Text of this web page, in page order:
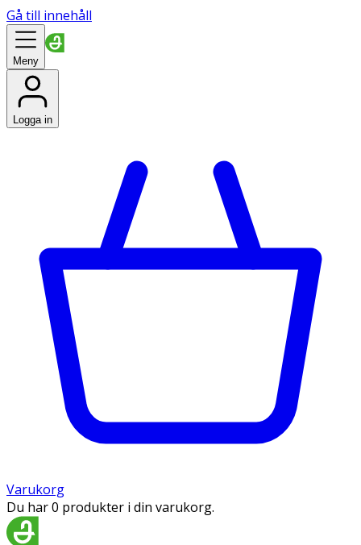
Gå till innehåll
Meny
Logga in
Varukorg
Du har 0 produkter i din varukorg.